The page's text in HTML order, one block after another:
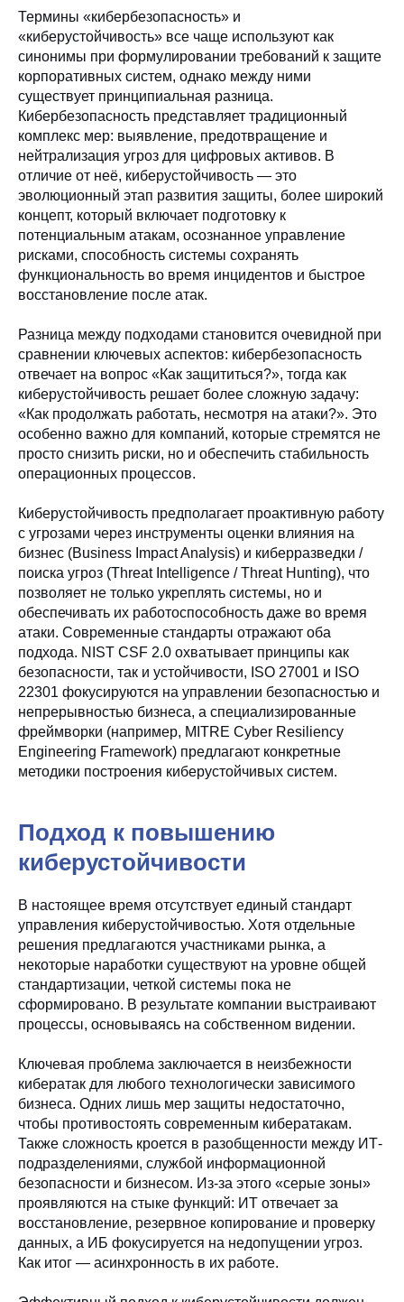
Термины «кибербезопасность» и
«киберустойчивость» все чаще используют как
синонимы при формулировании требований к защите
корпоративных систем, однако между ними
существует принципиальная разница.
Кибербезопасность представляет традиционный
комплекс мер: выявление, предотвращение и
нейтрализация угроз для цифровых активов. В
отличие от неё, киберустойчивость — это
эволюционный этап развития защиты, более широкий
концепт, который включает подготовку к
потенциальным атакам, осознанное управление
рисками, способность системы сохранять
функциональность во время инцидентов и быстрое
восстановление после атак.
Разница между подходами становится очевидной при
сравнении ключевых аспектов: кибербезопасность
отвечает на вопрос «Как защититься?», тогда как
киберустойчивость решает более сложную задачу:
«Как продолжать работать, несмотря на атаки?». Это
особенно важно для компаний, которые стремятся не
просто снизить риски, но и обеспечить стабильность
операционных процессов.
Киберустойчивость предполагает проактивную работу
с угрозами через инструменты оценки влияния на
бизнес (Business Impact Analysis) и киберразведки /
поиска угроз (Threat Intelligence / Threat Hunting), что
позволяет не только укреплять системы, но и
обеспечивать их работоспособность даже во время
атаки. Современные стандарты отражают оба
подхода. NIST CSF 2.0 охватывает принципы как
безопасности, так и устойчивости, ISO 27001 и ISO
22301 фокусируются на управлении безопасностью и
непрерывностью бизнеса, а специализированные
фреймворки (например, MITRE Cyber Resiliency
Engineering Framework) предлагают конкретные
методики построения киберустойчивых систем.
Подход к повышению
киберустойчивости
В настоящее время отсутствует единый стандарт
управления киберустойчивостью. Хотя отдельные
решения предлагаются участниками рынка, а
некоторые наработки существуют на уровне общей
стандартизации, четкой системы пока не
сформировано. В результате компании выстраивают
процессы, основываясь на собственном видении.
Ключевая проблема заключается в неизбежности
кибератак для любого технологически зависимого
бизнеса. Одних лишь мер защиты недостаточно,
чтобы противостоять современным кибератакам.
Также сложность кроется в разобщенности между ИТ-
подразделениями, службой информационной
безопасности и бизнесом. Из-за этого «серые зоны»
проявляются на стыке функций: ИТ отвечает за
восстановление, резервное копирование и проверку
данных, а ИБ фокусируется на недопущении угроз.
Как итог — асинхронность в их работе.